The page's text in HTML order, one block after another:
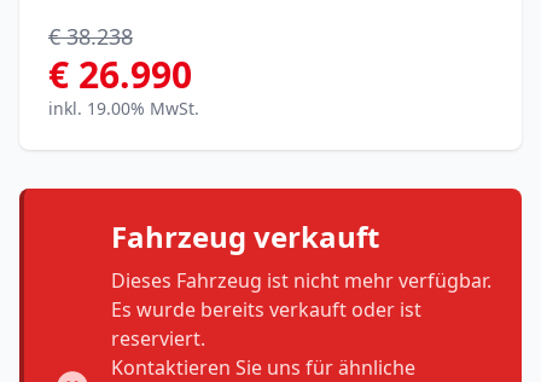
€ 38.238
€ 26.990
inkl. 19.00% MwSt.
Fahrzeug verkauft
Dieses Fahrzeug ist nicht mehr verfügbar.
Es wurde bereits verkauft oder ist
reserviert.
Kontaktieren Sie uns für ähnliche